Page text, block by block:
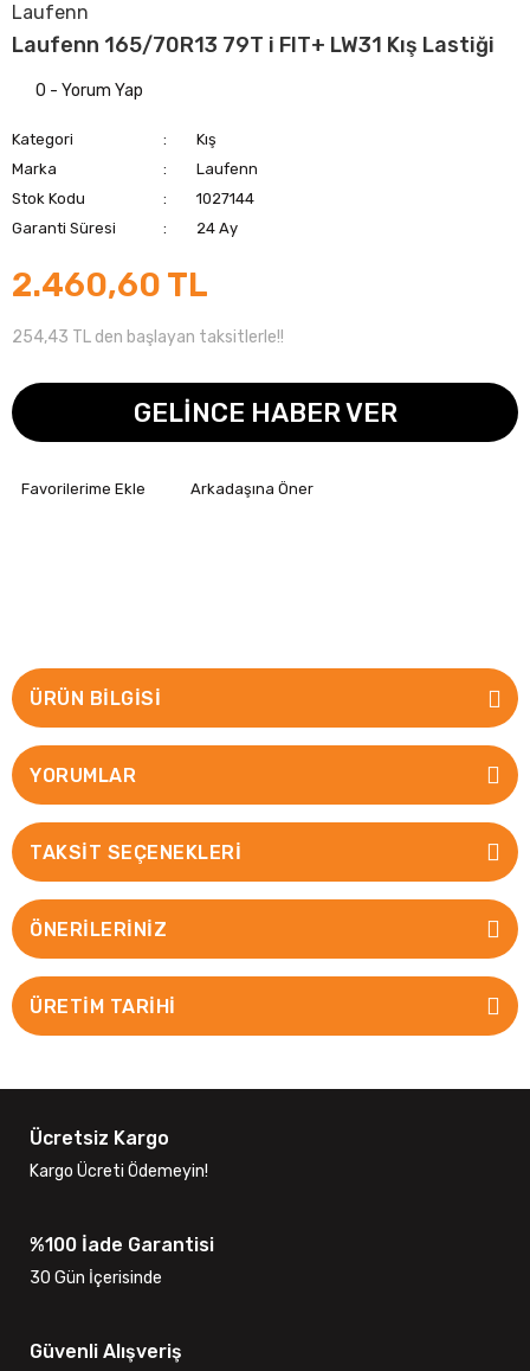
Laufenn
Laufenn 165/70R13 79T i FIT+ LW31 Kış Lastiği
0 - Yorum Yap
Kategori
Kış
Marka
Laufenn
Stok Kodu
1027144
Garanti Süresi
24 Ay
2.460,60 TL
254,43 TL den başlayan taksitlerle!!
GELİNCE HABER VER
Arkadaşına Öner
ÜRÜN BILGISI
YORUMLAR
TAKSIT SEÇENEKLERI
ÖNERILERINIZ
ÜRETİM TARİHİ
Ücretsiz Kargo
Kargo Ücreti Ödemeyin!
%100 İade Garantisi
30 Gün İçerisinde
Güvenli Alışveriş